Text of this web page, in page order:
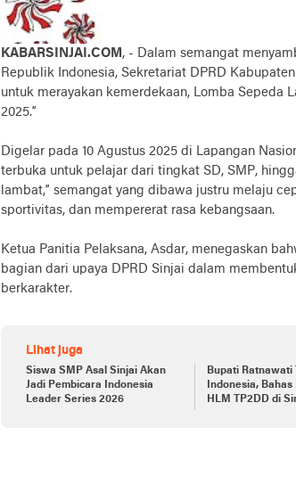
KABARSINJAI.COM, - Dalam semangat
Republik Indonesia, Sekretariat DPRD
untuk merayakan kemerdekaan, Lomba Sepeda
2025.”
Digelar pada 10 Agustus 2025 di Lapangan
terbuka untuk pelajar dari tingkat SD, SMP,
lambat,” semangat yang dibawa justru melaju
sportivitas, dan mempererat rasa kebangsaan.
Ketua Panitia Pelaksana, Asdar, menegaskan
bagian dari upaya DPRD Sinjai dalam
berkarakter.
Lihat juga
Siswa SMP Asal Sinjai Akan
Jadi Pembicara Indonesia
Leader Series 2026
Bupati Ratnawati
Indonesia,
HLM TP2DD di